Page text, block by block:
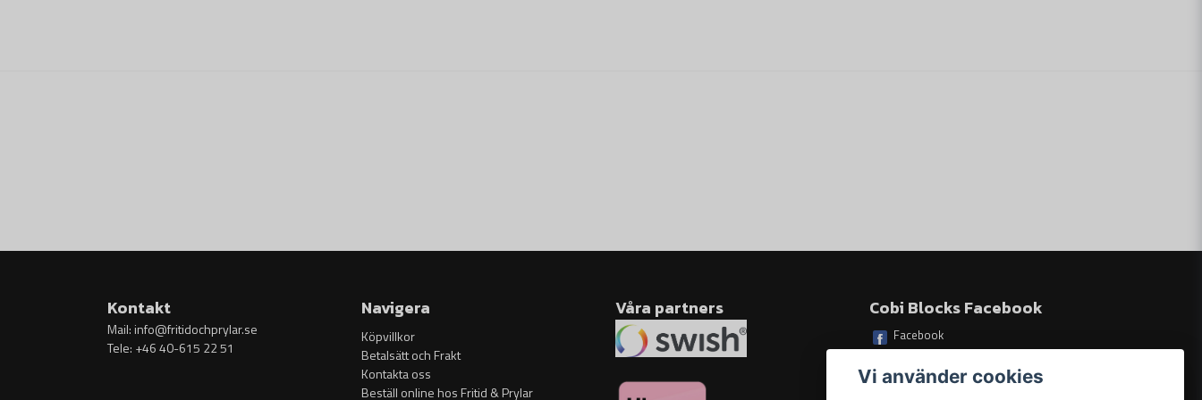
Kontakt
Mail:info@fritidochprylar.se
Tele: +46 40-615 22 51
Navigera
Köpvillkor
Betalsätt och Frakt
Kontakta oss
Beställ online hos Fritid & Prylar
Våra partners Cobi Blocks Facebook
Facebook
Vi använder cookies